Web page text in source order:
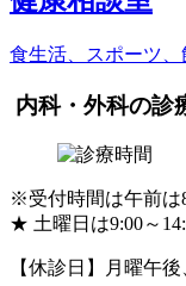
食生活、スポーツ
内科・外科の診
※受付時間は午前は
★ 土曜日は9:00～
【休診日】月曜午